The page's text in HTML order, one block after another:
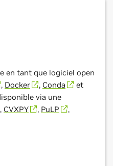
en tant que logiciel open
, Docker , Conda
et
via une
, CVXPY , PuLP
,